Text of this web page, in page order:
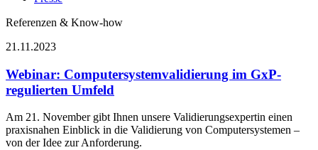
Referenzen & Know-how
21.11.2023
Webinar: Computersystemvalidierung im GxP-
regulierten Umfeld
Am 21. November gibt Ihnen unsere Validierungsexpertin einen
praxisnahen Einblick in die Validierung von Computersystemen –
von der Idee zur Anforderung.